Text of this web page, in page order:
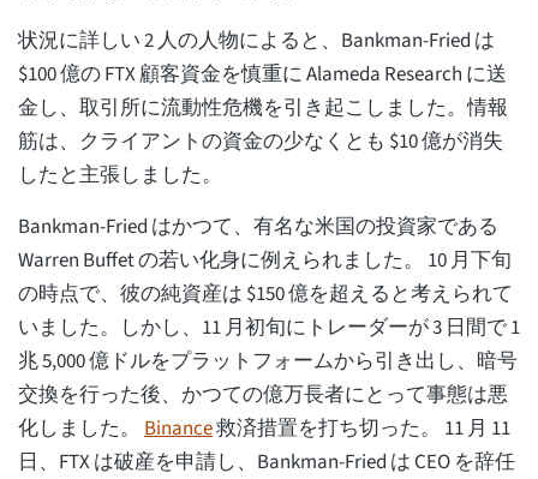
状況に詳しい 2 人の人物によると、Bankman-Fried は
$100 億の FTX 顧客資金を慎重に Alameda Research に送
金し、取引所に流動性危機を引き起こしました。情報
筋は、クライアントの資金の少なくとも $10 億が消失
したと主張しました。
Bankman-Fried はかつて、有名な米国の投資家である
Warren Buffet の若い化身に例えられました。 10 月下旬
の時点で、彼の純資産は $150 億を超えると考えられて
いました。しかし、11 月初旬にトレーダーが 3 日間で 1
兆 5,000 億ドルをプラットフォームから引き出し、暗号
交換を行った後、かつての億万長者にとって事態は悪
化しました。 Binance救済措置を打ち切った。 11 月 11
日、FTX は破産を申請し、Bankman-Fried は CEO を辞任